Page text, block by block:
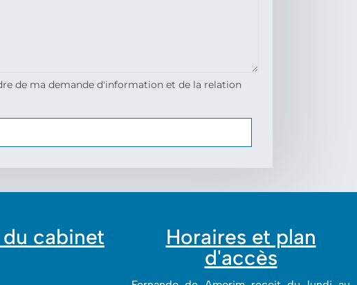
de ma demande d'information et de la relation
cabinet
Horaires et plan
d'accès